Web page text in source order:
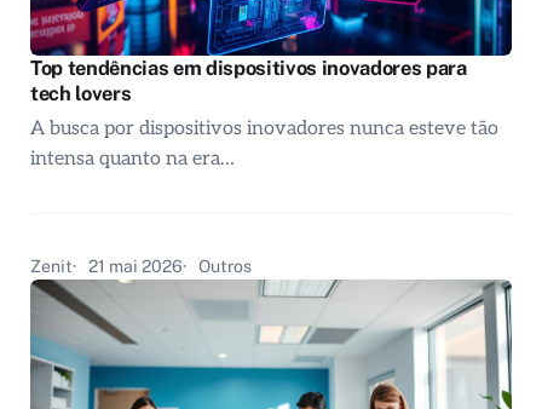
Top tendências em dispositivos inovadores para
tech lovers
A busca por dispositivos inovadores nunca esteve tão
intensa quanto na era…
Zenit 21 mai 2026 Outros